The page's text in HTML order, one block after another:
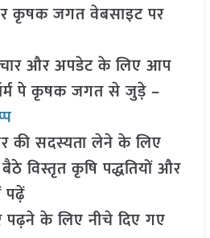
कृषक जगत वेबसाइट पर
और अपडेट के लिए आप
पे कृषक जगत से जुड़े –
सदस्यता लेने के लिए
विस्तृत कृषि पद्धतियों और
पढ़ें
के लिए नीचे दिए गए